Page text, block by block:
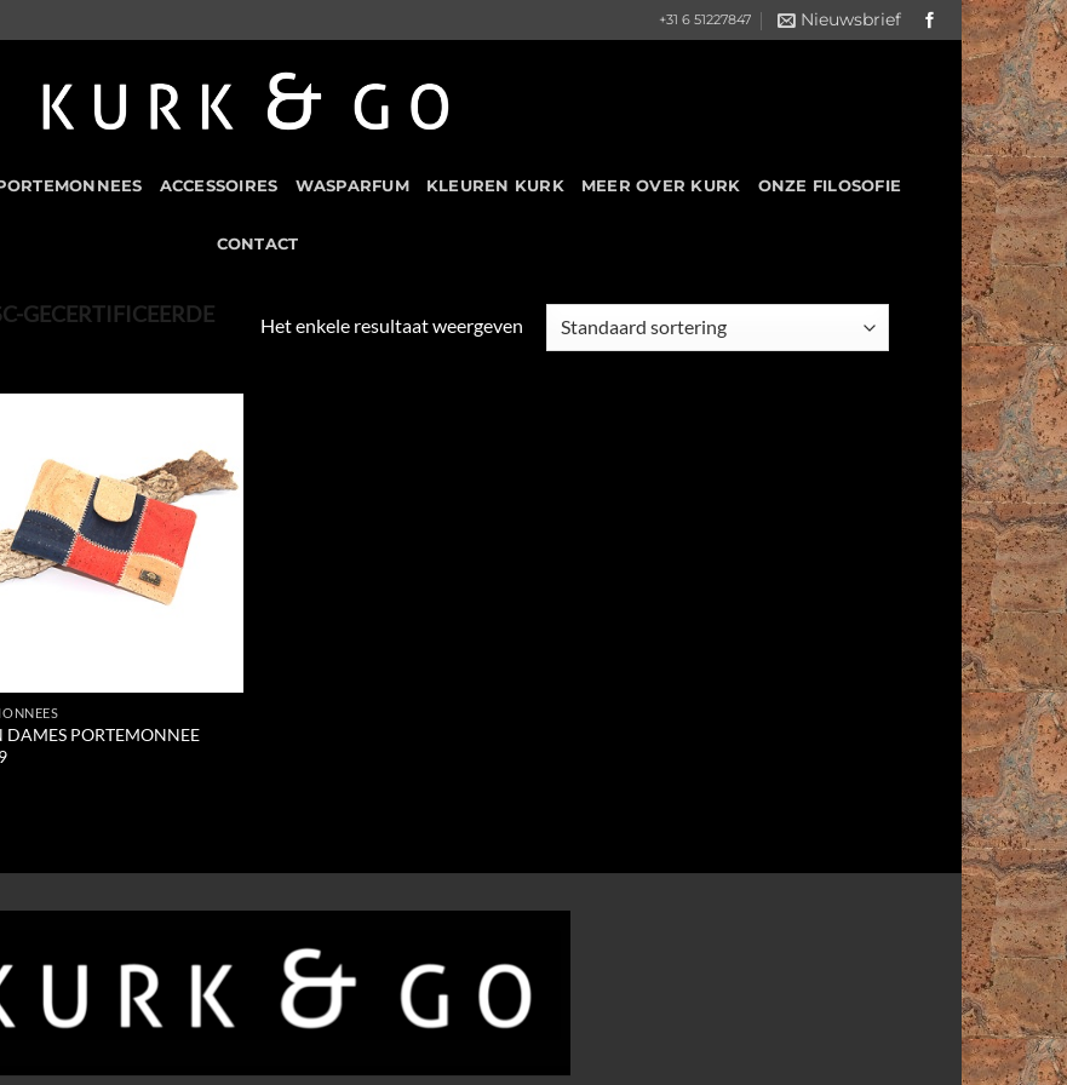
+31 6 51227847 Nieuwsbrief
ACCESSOIRES WASPARFUM KLEUREN KURK MEER OVER KURK ONZE FILOSOFIE
CONTACT
GECERTIFICEERDE
Het enkele resultaat weergeven
Add to
Wishlist
DAMES PORTEMONNEE